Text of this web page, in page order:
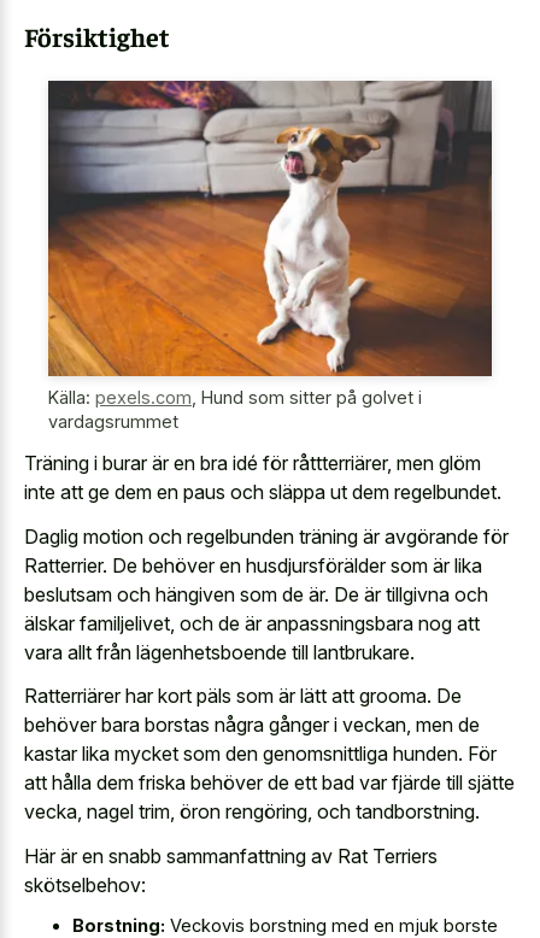
Försiktighet
Källa: pexels.com Hund som sitter på golvet i
vardagsrummet
Träning i burar är en bra idé för råttterriärer, men glöm
inte att ge dem en paus och släppa ut dem regelbundet.
Daglig motion och regelbunden träning är avgörande för
Ratterrier. De behöver en husdjursförälder som är lika
beslutsam och hängiven som de är. De är tillgivna och
älskar familjelivet, och de är anpassningsbara nog att
vara allt från lägenhetsboende till lantbrukare.
Ratterriärer har kort päls som är lätt att grooma. De
behöver bara borstas några gånger i veckan, men de
kastar lika mycket som den genomsnittliga hunden. För
att hålla dem friska behöver de ett bad var fjärde till sjätte
vecka, nagel trim, öron rengöring, och tandborstning.
Här är en snabb sammanfattning av Rat Terriers
skötselbehov:
Borstning: Veckovis borstning med en mjuk borste